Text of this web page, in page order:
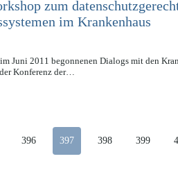
zum
im Krankenhaus
Juni 2011 begonnenen Dialogs mit den
Konferenz der…
396 397 398 399